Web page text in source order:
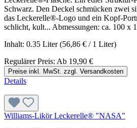
Schwarz. Den Deckel schmücken zwei
das Leckerelle®-Logo und ein Kopf-
schlicht, kult... Abmessungen: ca. 100 x
Inhalt: 0.35 Liter(56,86 € / 1 Liter)
Regulärer Preis: Ab 19,90 €
Preise inkl. MwSt. zzgl. Versandkosten
Details
Williams-Likör Leckerelle® "NASA"